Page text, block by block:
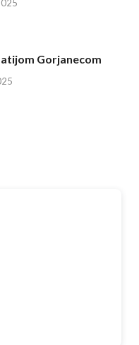
Gorjanecom